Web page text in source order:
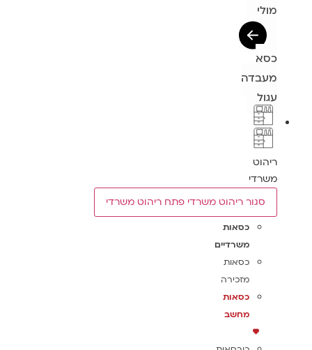
מולי
כסא
מעבדה
עגול
ריהוט
משרדי
סגור ריהוט משרדי פתח ריהוט משרדי
כסאות
משרדיים
כסאות
מזכירה
כסאות
מחשב